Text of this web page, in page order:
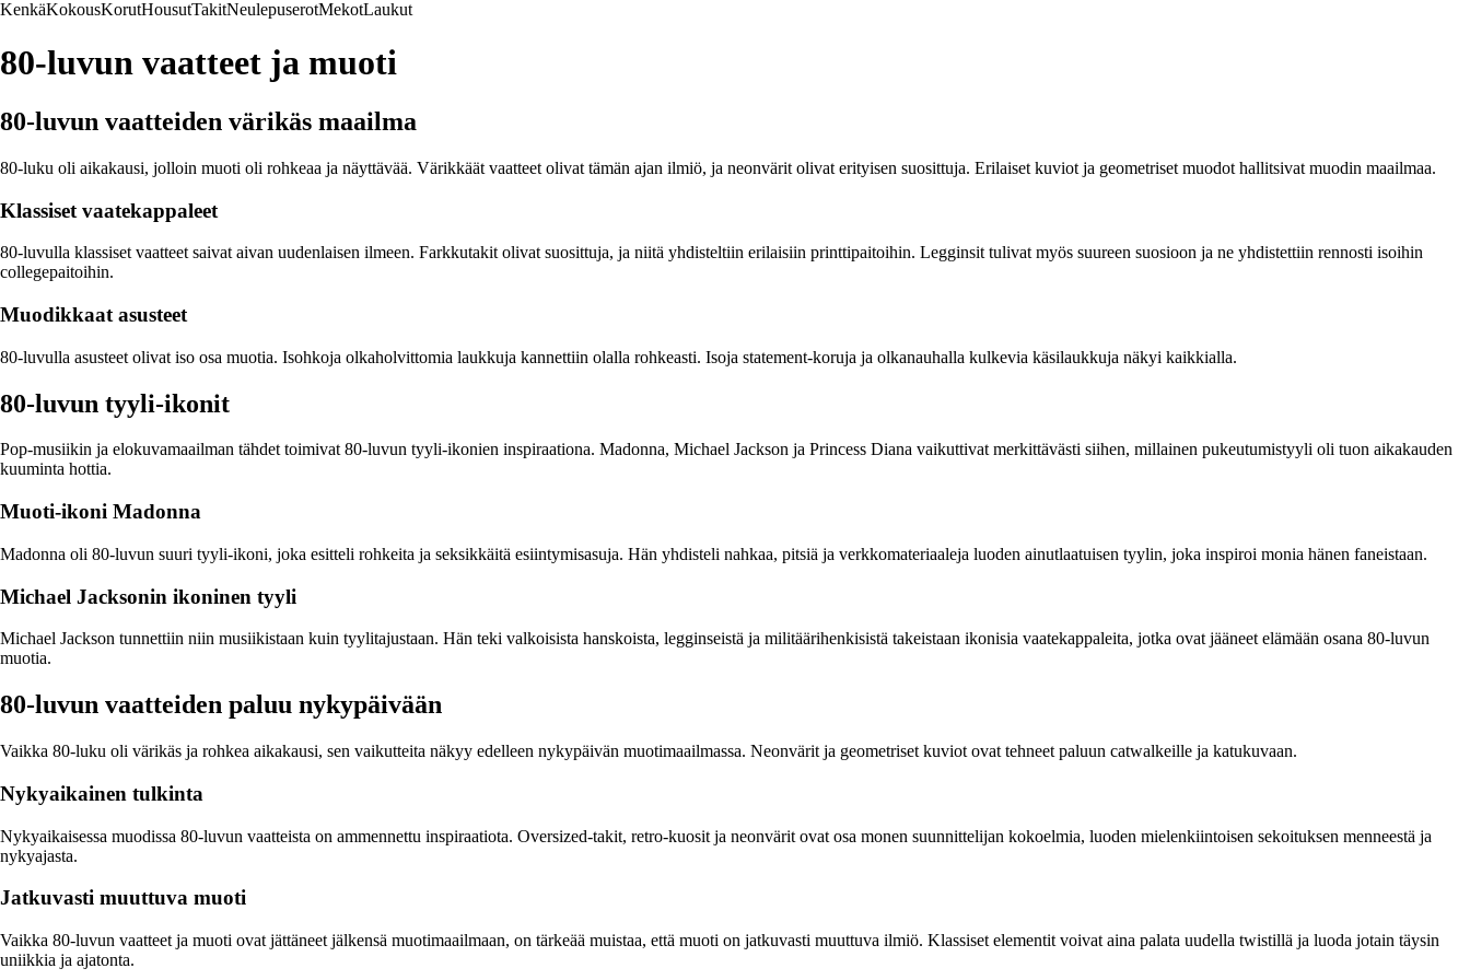
KenkäKokousKorutHousutTakitNeulepuserotMekotLaukut
80-luvun vaatteet ja muoti
80-luvun vaatteiden värikäs maailma
80-luku oli aikakausi, jolloin muoti oli rohkeaa ja näyttävää. Värikkäät vaatteet olivat tämän ajan ilmiö, ja neonvärit olivat erityisen suosittuja. Erilaiset kuviot ja geometriset muodot hallitsivat muodin maailmaa.
Klassiset vaatekappaleet
80-luvulla klassiset vaatteet saivat aivan uudenlaisen ilmeen. Farkkutakit olivat suosittuja, ja niitä yhdisteltiin erilaisiin printtipaitoihin. Legginsit tulivat myös suureen suosioon ja ne yhdistettiin rennosti isoihin
collegepaitoihin.
Muodikkaat asusteet
80-luvulla asusteet olivat iso osa muotia. Isohkoja olkaholvittomia laukkuja kannettiin olalla rohkeasti. Isoja statement-koruja ja olkanauhalla kulkevia käsilaukkuja näkyi kaikkialla.
80-luvun tyyli-ikonit
Pop-musiikin ja elokuvamaailman tähdet toimivat 80-luvun tyyli-ikonien inspiraationa. Madonna, Michael Jackson ja Princess Diana vaikuttivat merkittävästi siihen, millainen pukeutumistyyli oli tuon aikakauden
kuuminta hottia.
Muoti-ikoni Madonna
Madonna oli 80-luvun suuri tyyli-ikoni, joka esitteli rohkeita ja seksikkäitä esiintymisasuja. Hän yhdisteli nahkaa, pitsiä ja verkkomateriaaleja luoden ainutlaatuisen tyylin, joka inspiroi monia hänen faneistaan.
Michael Jacksonin ikoninen tyyli
Michael Jackson tunnettiin niin musiikistaan kuin tyylitajustaan. Hän teki valkoisista hanskoista, legginseistä ja militäärihenkisistä takeistaan ikonisia vaatekappaleita, jotka ovat jääneet elämään osana 80-luvun
muotia.
80-luvun vaatteiden paluu nykypäivään
Vaikka 80-luku oli värikäs ja rohkea aikakausi, sen vaikutteita näkyy edelleen nykypäivän muotimaailmassa. Neonvärit ja geometriset kuviot ovat tehneet paluun catwalkeille ja katukuvaan.
Nykyaikainen tulkinta
Nykyaikaisessa muodissa 80-luvun vaatteista on ammennettu inspiraatiota. Oversized-takit, retro-kuosit ja neonvärit ovat osa monen suunnittelijan kokoelmia, luoden mielenkiintoisen sekoituksen menneestä ja
nykyajasta.
Jatkuvasti muuttuva muoti
Vaikka 80-luvun vaatteet ja muoti ovat jättäneet jälkensä muotimaailmaan, on tärkeää muistaa, että muoti on jatkuvasti muuttuva ilmiö. Klassiset elementit voivat aina palata uudella twistillä ja luoda jotain täysin
uniikkia ja ajatonta.